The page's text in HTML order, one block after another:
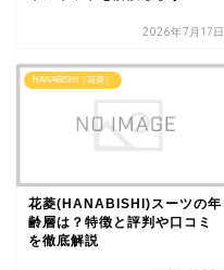
2026年7月17日
HANABISHI（花菱）
花菱(HANABISHI)スーツの年
齢層は？特徴と評判や口コミ
を徹底解説